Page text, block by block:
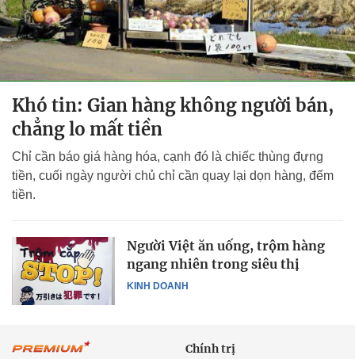
Khó tin: Gian hàng không người bán,
chẳng lo mất tiền
Chỉ cần báo giá hàng hóa, cạnh đó là chiếc thùng đựng
tiền, cuối ngày người chủ chỉ cần quay lại dọn hàng, đếm
tiền.
KINH DOANH
Người Việt ăn uống, trộm hàng
ngang nhiên trong siêu thị
Chính trị